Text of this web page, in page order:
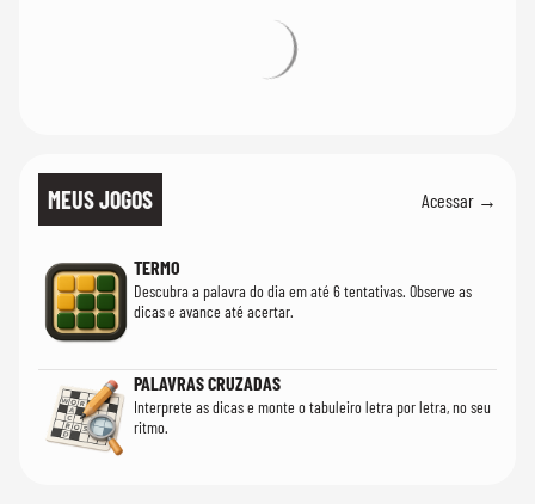
MEUS JOGOS Acessar →
TERMO
Descubra a palavra do dia em até 6 tentativas. Observe as
dicas e avance até acertar.
PALAVRAS CRUZADAS
Interprete as dicas e monte o tabuleiro letra por letra, no seu
ritmo.